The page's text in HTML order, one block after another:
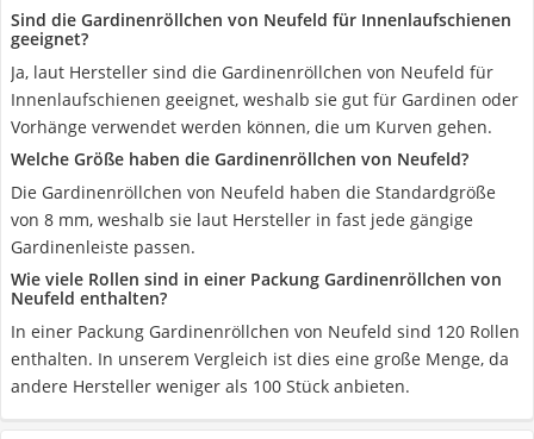
Sind die Gardinenröllchen von Neufeld für Innenlaufschienen
geeignet?
Ja, laut Hersteller sind die Gardinenröllchen von Neufeld für
Innenlaufschienen geeignet, weshalb sie gut für Gardinen oder
Vorhänge verwendet werden können, die um Kurven gehen.
Welche Größe haben die Gardinenröllchen von Neufeld?
Die Gardinenröllchen von Neufeld haben die Standardgröße
von 8 mm, weshalb sie laut Hersteller in fast jede gängige
Gardinenleiste passen.
Wie viele Rollen sind in einer Packung Gardinenröllchen von
Neufeld enthalten?
In einer Packung Gardinenröllchen von Neufeld sind 120 Rollen
enthalten. In unserem Vergleich ist dies eine große Menge, da
andere Hersteller weniger als 100 Stück anbieten.